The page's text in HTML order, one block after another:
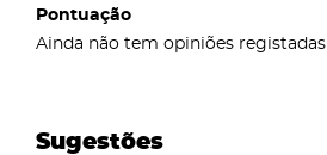
Pontuação
Ainda não tem opiniões registadas
Sugestões